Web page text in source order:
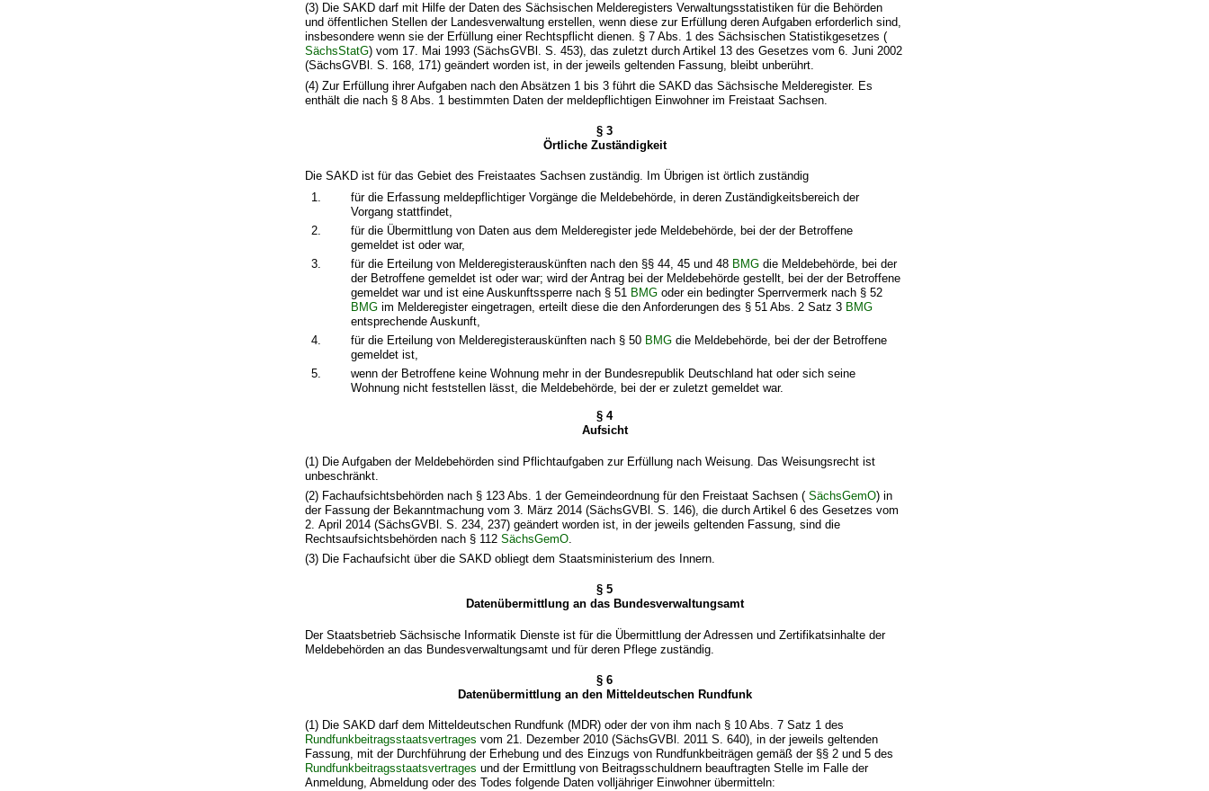
(3) Die SAKD darf mit Hilfe der Daten des Sächsischen Melderegisters Verwaltungsstatistiken für die Behörden
und öffentlichen Stellen der Landesverwaltung erstellen, wenn diese zur Erfüllung deren Aufgaben erforderlich sind,
insbesondere wenn sie der Erfüllung einer Rechtspflicht dienen. § 7 Abs. 1 des Sächsischen Statistikgesetzes (
SächsStatG) vom 17. Mai 1993 (SächsGVBl. S. 453), das zuletzt durch Artikel 13 des Gesetzes vom 6. Juni 2002
(SächsGVBl. S. 168, 171) geändert worden ist, in der jeweils geltenden Fassung, bleibt unberührt.
(4) Zur Erfüllung ihrer Aufgaben nach den Absätzen 1 bis 3 führt die SAKD das Sächsische Melderegister. Es
enthält die nach § 8 Abs. 1 bestimmten Daten der meldepflichtigen Einwohner im Freistaat Sachsen.
§ 3
Örtliche Zuständigkeit
Die SAKD ist für das Gebiet des Freistaates Sachsen zuständig. Im Übrigen ist örtlich zuständig
1.
für die Erfassung meldepflichtiger Vorgänge die Meldebehörde, in deren Zuständigkeitsbereich der
Vorgang stattfindet,
2.
für die Übermittlung von Daten aus dem Melderegister jede Meldebehörde, bei der der Betroffene
gemeldet ist oder war,
3.
für die Erteilung von Melderegisterauskünften nach den §§ 44, 45 und 48 BMG die Meldebehörde, bei der
der Betroffene gemeldet ist oder war; wird der Antrag bei der Meldebehörde gestellt, bei der der Betroffene
gemeldet war und ist eine Auskunftssperre nach § 51 BMG oder ein bedingter Sperrvermerk nach § 52
BMG im Melderegister eingetragen, erteilt diese die den Anforderungen des § 51 Abs. 2 Satz 3 BMG
entsprechende Auskunft,
4.
für die Erteilung von Melderegisterauskünften nach § 50 BMG die Meldebehörde, bei der der Betroffene
gemeldet ist,
5.
wenn der Betroffene keine Wohnung mehr in der Bundesrepublik Deutschland hat oder sich seine
Wohnung nicht feststellen lässt, die Meldebehörde, bei der er zuletzt gemeldet war.
§ 4
Aufsicht
(1) Die Aufgaben der Meldebehörden sind Pflichtaufgaben zur Erfüllung nach Weisung. Das Weisungsrecht ist
unbeschränkt.
(2) Fachaufsichtsbehörden nach § 123 Abs. 1 der Gemeindeordnung für den Freistaat Sachsen (SächsGemO) in
der Fassung der Bekanntmachung vom 3. März 2014 (SächsGVBl. S. 146), die durch Artikel 6 des Gesetzes vom
2. April 2014 (SächsGVBl. S. 234, 237) geändert worden ist, in der jeweils geltenden Fassung, sind die
Rechtsaufsichtsbehörden nach § 112SächsGemO
(3) Die Fachaufsicht über die SAKD obliegt dem Staatsministerium des Innern.
§ 5
Datenübermittlung an das Bundesverwaltungsamt
Der Staatsbetrieb Sächsische Informatik Dienste ist für die Übermittlung der Adressen und Zertifikatsinhalte der
Meldebehörden an das Bundesverwaltungsamt und für deren Pflege zuständig.
§ 6
Datenübermittlung an den Mitteldeutschen Rundfunk
(1) Die SAKD darf dem Mitteldeutschen Rundfunk (MDR) oder der von ihm nach § 10 Abs. 7 Satz 1 des
Rundfunkbeitragsstaatsvertrages vom 21. Dezember 2010 (SächsGVBl. 2011 S. 640), in der jeweils geltenden
Fassung, mit der Durchführung der Erhebung und des Einzugs von Rundfunkbeiträgen gemäß der §§ 2 und 5 des
Rundfunkbeitragsstaatsvertrages und der Ermittlung von Beitragsschuldnern beauftragten Stelle im Falle der
Anmeldung, Abmeldung oder des Todes folgende Daten volljähriger Einwohner übermitteln: